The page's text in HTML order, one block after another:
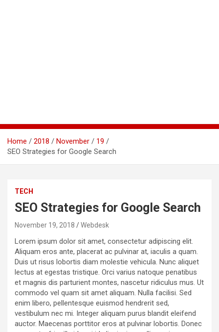
Home 2018 November
19
SEO Strategies for Google Search
TECH
SEO Strategies for Google Search
November 19, 2018 Webdesk
Lorem ipsum dolor sit amet, consectetur adipiscing elit.
Aliquam eros ante, placerat ac pulvinar at, iaculis a quam.
Duis ut risus lobortis diam molestie vehicula. Nunc aliquet
lectus at egestas tristique. Orci varius natoque penatibus
et magnis dis parturient montes, nascetur ridiculus mus. Ut
commodo vel quam sit amet aliquam. Nulla facilisi. Sed
enim libero, pellentesque euismod hendrerit sed,
vestibulum nec mi. Integer aliquam purus blandit eleifend
auctor. Maecenas porttitor eros at pulvinar lobortis. Donec